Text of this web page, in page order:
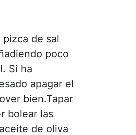
de sal
poco
Si ha
apagar el
bien.Tapar
bolear las
de oliva